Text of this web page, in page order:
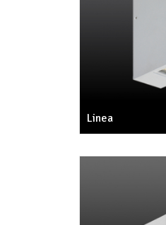
Linea